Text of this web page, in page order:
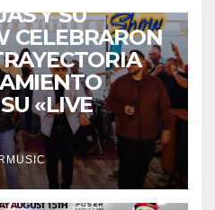
Y SU
CELEBRARON
«LIVE